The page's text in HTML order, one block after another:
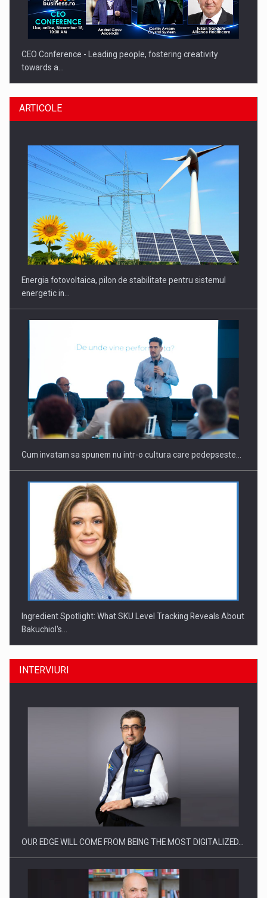
CEO Conference - Leading people, fostering creativity
towards a…
CEO Conference - Shaping The Future - Technology and…
Webinar - Business Evolution-RETHINK STRATEGY-Finantare
Investitii Digitalizare
ARTICOLE
Energia fotovoltaica, pilon de stabilitate pentru sistemul
energetic in…
Cum invatam sa spunem nu intr-o cultura care pedepseste…
Ingredient Spotlight: What SKU Level Tracking Reveals About
Bakuchiol's…
Producatorii si comerciantii care nu se supun noilor
INTERVIURI
OUR EDGE WILL COME FROM BEING THE MOST DIGITALIZED…